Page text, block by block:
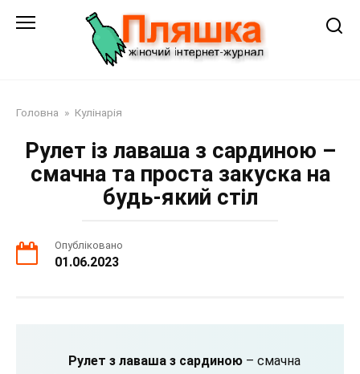
Головна » Кулінарія
Рулет із лаваша з сардиною –
смачна та проста закуска на
будь-який стіл
Опубліковано
01.06.2023
Рулет з лаваша з сардиною – смачна